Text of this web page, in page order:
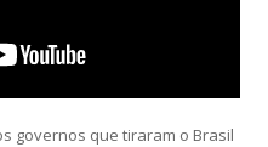
governos que tiraram o Brasil